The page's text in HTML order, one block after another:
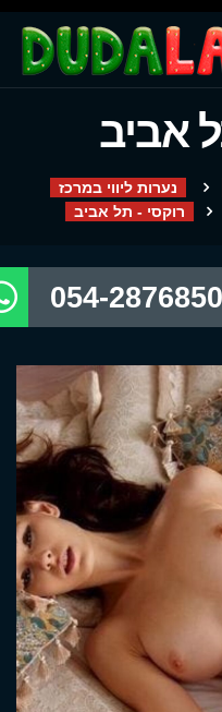
אביב
נערות ליווי במרכז
רוקסי - תל אביב
054-2876850